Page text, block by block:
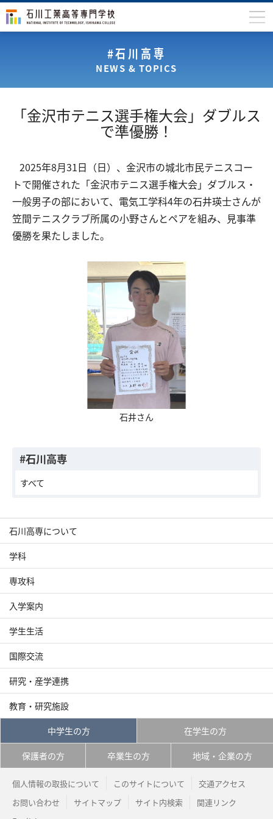
入学案内
国際交流
研究・産学連携
教育・研究施設
中学生の方
卒業生の方
交通アクセス お問い合わせ
#石川高専
NEWS & TOPICS
「金沢市テニス選手権大会」ダブルス
で準優勝！
2025年8月31日（日）、金沢市の城北市民テニスコー
トで開催された「金沢市テニス選手権大会」ダブルス・
一般男子の部において、電気工学科4年の石井瑛士さんが
笠間テニスクラブ所属の小野さんとペアを組み、見事準
優勝を果たしました。
石井さん
#石川高専
すべて
石川高専について
学科
専攻科
入学案内
学生生活
国際交流
研究・産学連携
教育・研究施設
中学生の方 在学生の方
保護者の方 卒業生の方 地域・企業の方
個人情報の取扱について このサイトについて
交通アクセス
お問い合わせ
サイトマップ サイト内検索
関連リンク